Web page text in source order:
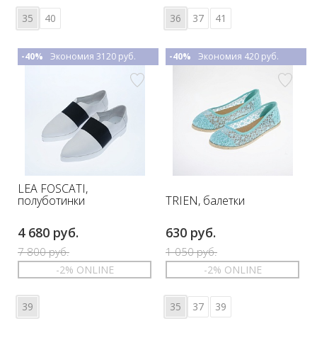
35 40 36 37 41
LEA FOSCATI,
полуботинки
4 680 руб.
7 800 руб.
-40% Экономия 3120 руб.
-2% ONLINE
39
TRIEN, балетки
630 руб.
1 050 руб.
-40% Экономия 420 руб.
-2% ONLINE
35 37 39